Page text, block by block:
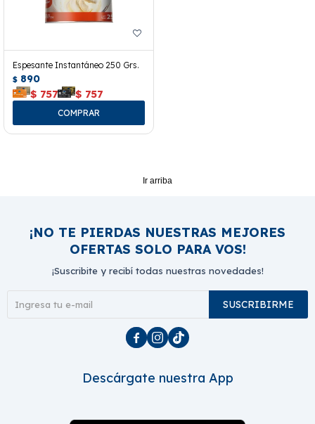
Espesante Instantáneo 250 Grs.
$ 890
$ 757 $ 757
Ir arriba
¡NO TE PIERDAS NUESTRAS MEJORES
OFERTAS SOLO PARA VOS!
¡Suscribite y recibí todas nuestras novedades!
SUSCRIBIRME
  
Descárgate nuestra App